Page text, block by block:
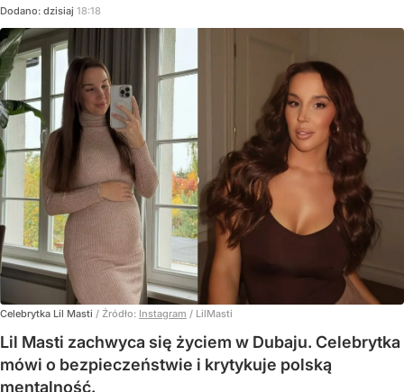
Dodano: dzisiaj 18:18
Celebrytka Lil Masti / Źródło: Instagram / LilMasti
Lil Masti zachwyca się życiem w Dubaju. Celebrytka
mówi o bezpieczeństwie i krytykuje polską
mentalność.